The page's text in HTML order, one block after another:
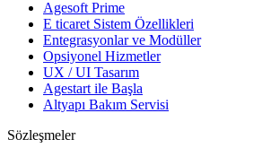
Agesoft Prime
E ticaret Sistem Özellikleri
Entegrasyonlar ve Modüller
Opsiyonel Hizmetler
UX / UI Tasarım
Agestart ile Başla
Altyapı Bakım Servisi
Sözleşmeler